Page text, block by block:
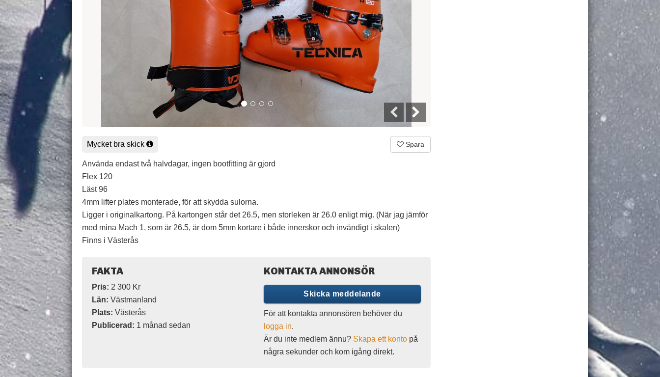
Spara
Mycket bra skick
Använda endast två halvdagar, ingen bootfitting är gjord
Flex 120
Läst 96
4mm lifter plates monterade, för att skydda sulorna.
Ligger i originalkartong. På kartongen står det 26.5, men storleken är 26.0 enligt mig. (När jag jämför
med mina Mach 1, som är 26.5, är dom 5mm kortare i både innerskor och invändigt i skalen)
Finns i Västerås
FAKTA
Pris: 2 300 Kr
Län: Västmanland
Plats: Västerås
Publicerad: 1 månad sedan
KONTAKTA ANNONSÖR
Skicka meddelande
För att kontakta annonsören behöver du
logga in.
Är du inte medlem ännu? Skapa ett konto på
några sekunder och kom igång direkt.